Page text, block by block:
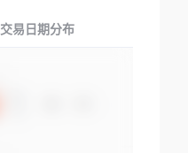
交易日期分布